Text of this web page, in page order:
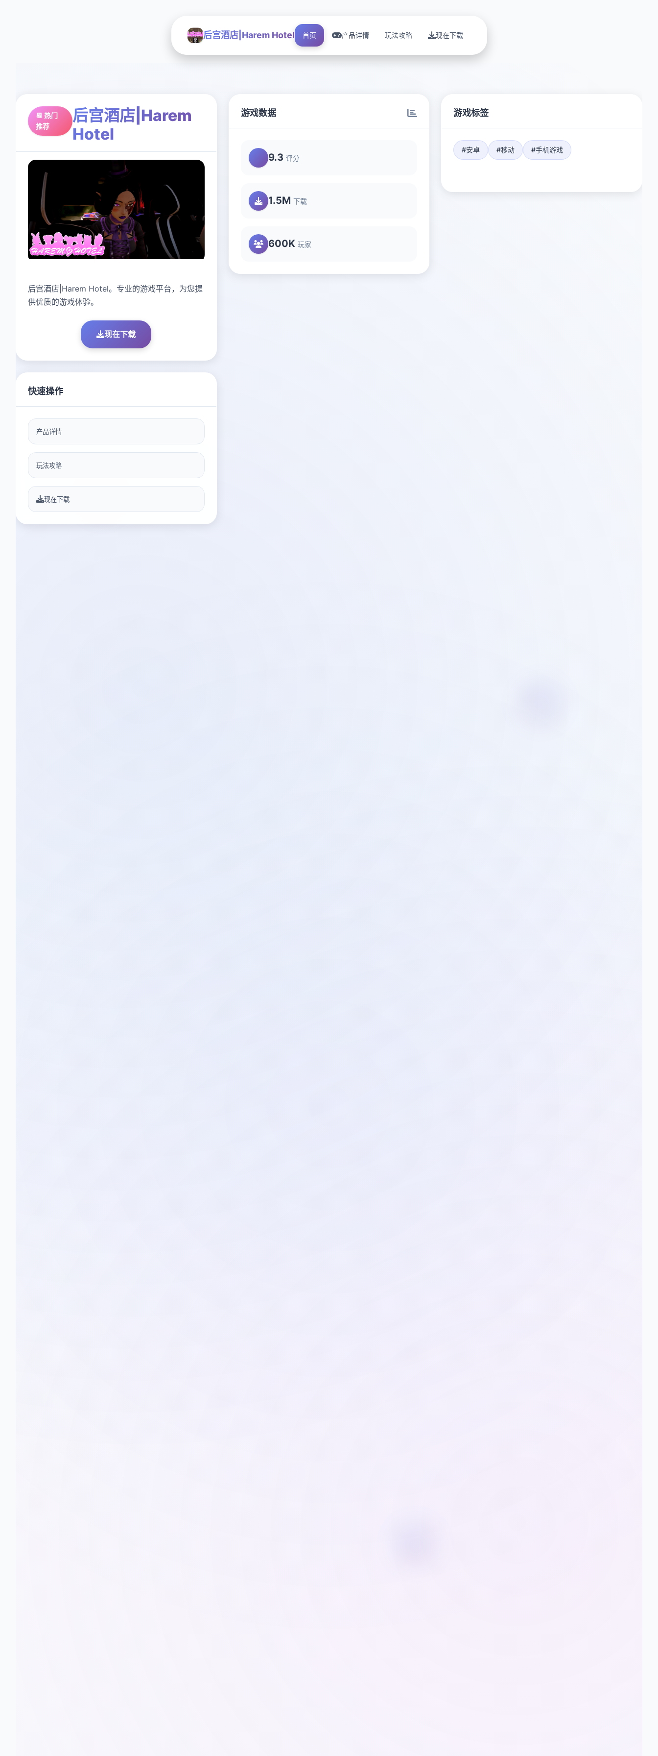
后宫酒店|Harem Hotel 首页 产品详情 玩法攻略 现在下载
📆 热门
推荐
后宫酒店|Harem
Hotel
后宫酒店|Harem Hotel。专业的游戏平台，为您提
供优质的游戏体验。
现在下载
游戏数据
9.3 评分
1.5M 下载
600K 玩家
游戏标签
#安卓 #移动 #手机游戏
快速操作
产品详情
玩法攻略
现在下载